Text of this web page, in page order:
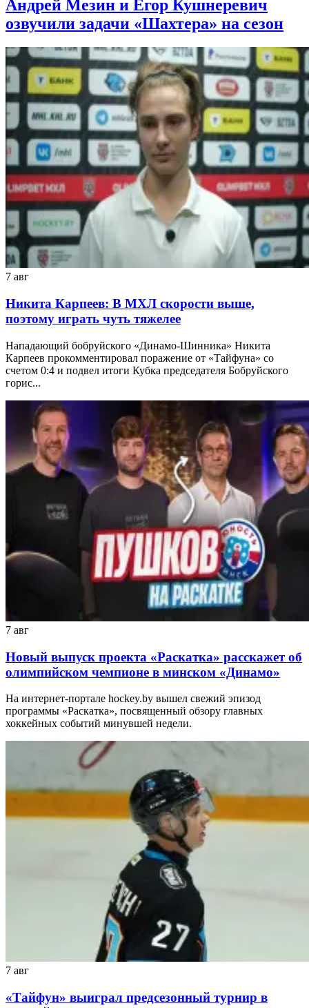
Андрей Мезин и Егор Кушнеревич
озвучили задачи «Шахтера» на сезон
7 авг
Никита Карпеев: В МХЛ скорости выше,
поэтому играть чуть тяжелее
Нападающий бобруйского «Динамо-Шинника» Никита
Карпеев прокомментировал поражение от «Тайфуна» со
счетом 0:4 и подвел итоги Кубка председателя Бобруйского
горис...
7 авг
Новый выпуск проекта «Раскатка» расскажет об
олимпийском чемпионе в минском «Динамо»
На интернет-портале hockey.by вышел свежий эпизод
программы «Раскатка», посвященный обзору главных
хоккейных событий минувшей недели.
7 авг
«Тайфун» выиграл предсезонный турнир в